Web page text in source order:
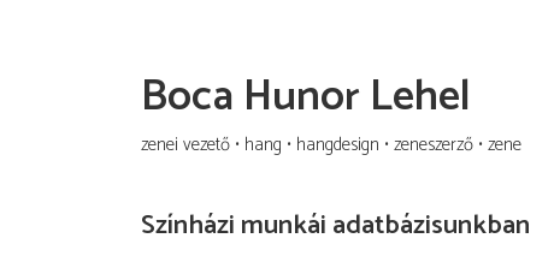
Boca Hunor Lehel
zenei vezető hang hangdesign zeneszerző zene
Színházi munkái adatbázisunkban